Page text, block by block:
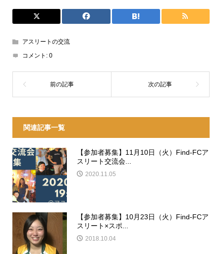
アスリートの交流
コメント: 0
関連記事一覧
【参加者募集】11月10日（火）Find-FCア
スリート交流会...
2020.11.05
【参加者募集】10月23日（火）Find-FCア
スリート×スポ...
2018.10.04